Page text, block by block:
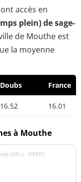
accès en
plein) de sage-
de Mouthe est
la moyenne
Doubs France
16.52 16.01
à Mouthe
(APL) - DREES